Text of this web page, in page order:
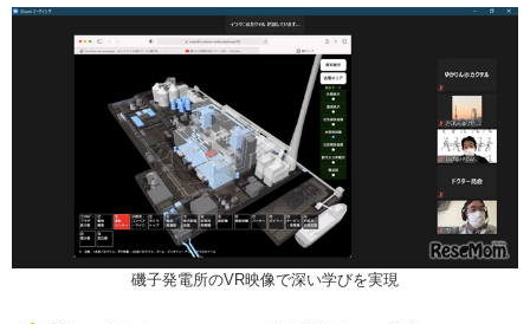
磯子発電所のVR映像で深い学びを実現